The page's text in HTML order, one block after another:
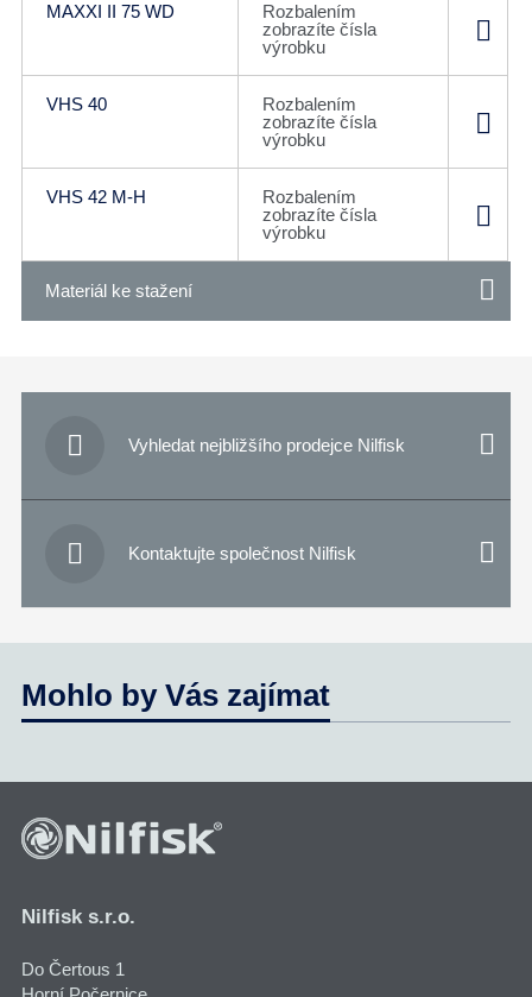
MAXXI II 75 WD
Rozbalením
zobrazíte čísla
výrobku
VHS 40
Rozbalením
zobrazíte čísla
výrobku
VHS 42 M-H
Rozbalením
zobrazíte čísla
výrobku
Materiál ke stažení
 Vyhledat nejbližšího prodejce Nilfisk
 Kontaktujte společnost Nilfisk
Mohlo by Vás zajímat
Nilfisk s.r.o.
Do Čertous 1